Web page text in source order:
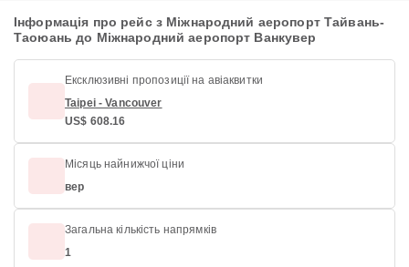
Інформація про рейс з Міжнародний аеропорт Тайвань-
Таоюань до Міжнародний аеропорт Ванкувер
Ексклюзивні пропозиції на авіаквитки
Taipei - Vancouver
US$ 608.16
Місяць найнижчої ціни
вер
Загальна кількість напрямків
1